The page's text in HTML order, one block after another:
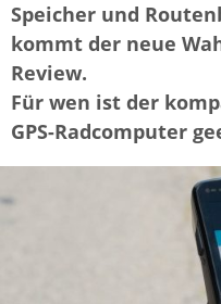
Speicher und
kommt der neue
Review.
Für wen ist der
GPS-Radcomputer